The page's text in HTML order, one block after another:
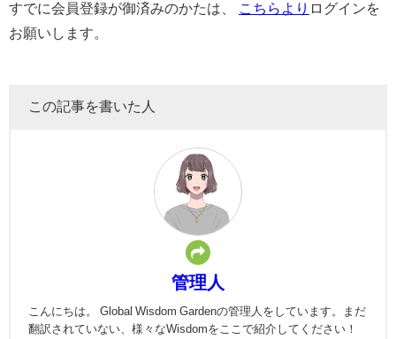
すでに会員登録が御済みのかたは、 こちらより ログインを
お願いします。
この記事を書いた人
管理人
こんにちは。 Global Wisdom Gardenの管理人をしています。まだ
翻訳されていない、様々なWisdomをここで紹介してください！